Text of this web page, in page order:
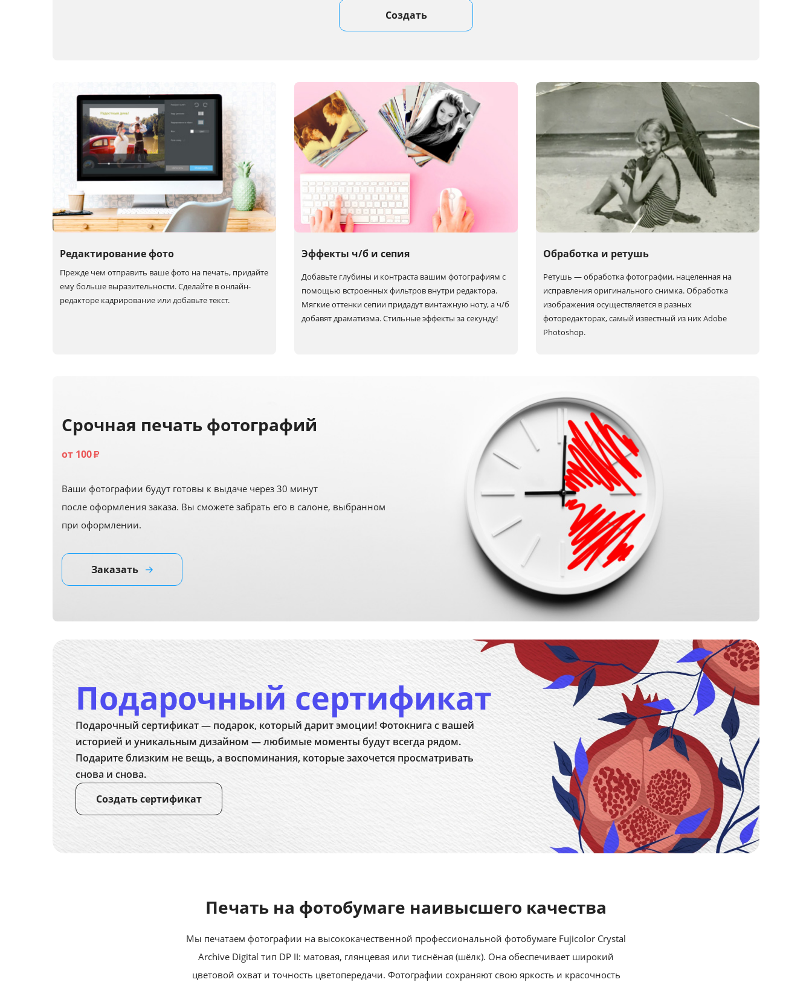
Создать
Редактирование фото
Прежде чем отправить ваше фото на печать, придайте
ему больше выразительности. Сделайте в онлайн-
редакторе кадрирование или добавьте текст.
Эффекты ч/б и сепия
Добавьте глубины и контраста вашим фотографиям с
помощью встроенных фильтров внутри редактора.
Мягкие оттенки сепии придадут винтажную ноту, а ч/б
добавят драматизма. Стильные эффекты за секунду!
Обработка и ретушь
Ретушь — обработка фотографии, нацеленная на
исправления оригинального снимка. Обработка
изображения осуществляется в разных
фоторедакторах, самый известный из них Adobe
Photoshop.
Срочная печать фотографий
от 100₽
Ваши фотографии будут готовы к выдаче через 30 минут
после оформления заказа. Вы сможете забрать его в салоне, выбранном
при оформлении.
Заказать
Подарочный сертификат
Подарочный сертификат — подарок, который дарит эмоции! Фотокнига с вашей
историей и уникальным дизайном — любимые моменты будут всегда рядом.
Подарите близким не вещь, а воспоминания, которые захочется просматривать
снова и снова.
Создать сертификат
Печать на фотобумаге наивысшего качества
Мы печатаем фотографии на высококачественной профессиональной фотобумаге Fujicolor Crystal
Archive Digital тип DP II: матовая, глянцевая или тиснёная (шёлк). Она обеспечивает широкий
цветовой охват и точность цветопередачи. Фотографии сохраняют свою яркость и красочность